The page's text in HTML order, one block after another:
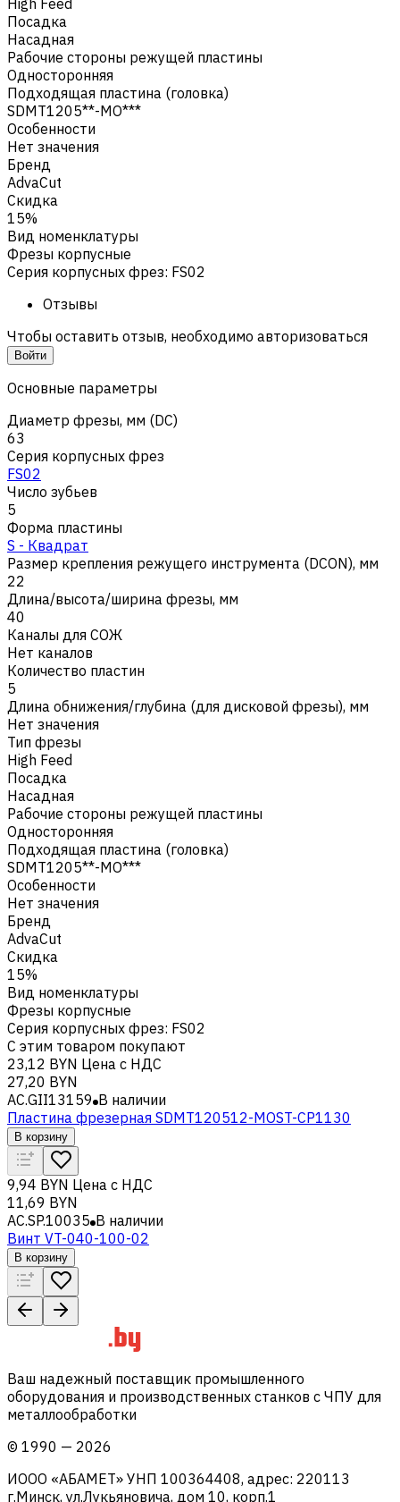
Посадка
Насадная
Рабочие стороны режущей пластины
Односторонняя
Подходящая пластина (головка)
SDMT1205**-MO***
Особенности
Нет значения
Бренд
AdvaCut
Скидка
15%
Вид номенклатуры
Фрезы корпусные
Серия корпусных фрез: FS02
Отзывы
Чтобы оставить отзыв, необходимо авторизоваться
Войти
Основные параметры
Диаметр фрезы, мм (DC)
63
Серия корпусных фрез
FS02
Число зубьев
5
Форма пластины
S - Квадрат
Размер крепления режущего инструмента (DCON), мм
22
Длина/высота/ширина фрезы, мм
40
Каналы для СОЖ
Нет каналов
Количество пластин
5
Длина обнижения/глубина (для дисковой фрезы), мм
Нет значения
Тип фрезы
High Feed
Посадка
Насадная
Рабочие стороны режущей пластины
Односторонняя
Подходящая пластина (головка)
SDMT1205**-MO***
Особенности
Нет значения
Бренд
AdvaCut
Скидка
15%
Вид номенклатуры
Фрезы корпусные
Серия корпусных фрез: FS02
С этим товаром покупают
23,12 BYN Цена с НДС
27,20 BYN
AC.GII13159 В наличии
Пластина фрезерная SDMT120512-MOST-CP1130
В корзину
9,94 BYN Цена с НДС
11,69 BYN
AC.SP.10035 В наличии
Винт VT-040-100-02
В корзину
Ваш надежный поставщик промышленного
оборудования и производственных станков с ЧПУ для
металлообработки
© 1990 — 2026
ИООО «АБАМЕТ» УНП 100364408, адрес: 220113
г.Минск, ул.Лукьяновича, дом 10, корп.1